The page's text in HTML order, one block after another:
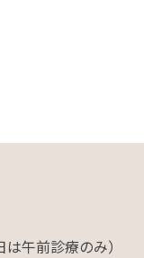
午前診療のみ）